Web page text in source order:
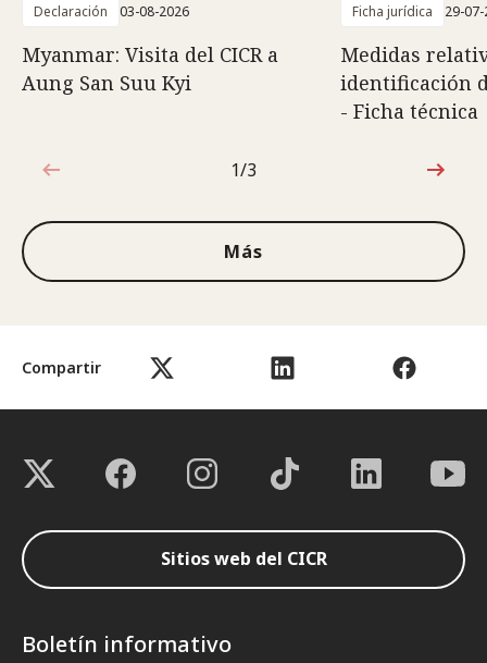
Compartir
Declaración 03-08-2026
Myanmar: Visita del CICR a
Aung San Suu Kyi
Ficha jurídica 29-
Medidas
identificación
- Ficha técnica
1de3
1/3
Más
Sitios web del CICR
Boletín informativo